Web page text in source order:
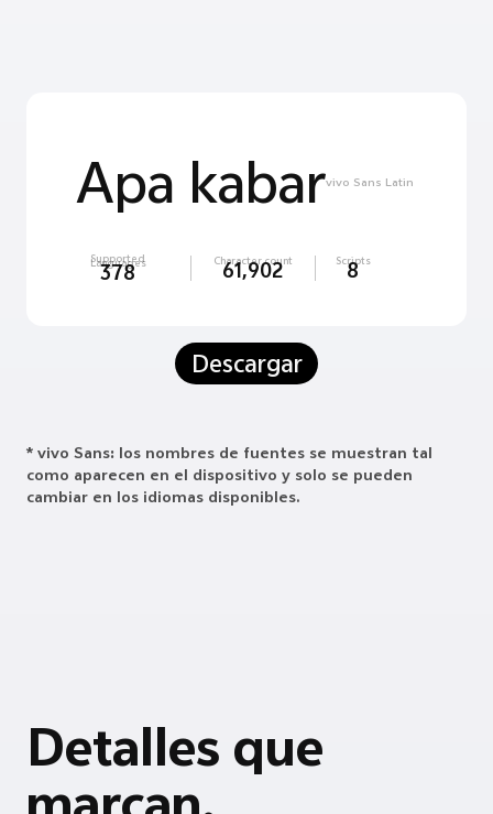
* vivo Sans: los nombres de fuentes se muestran tal
como aparecen en el dispositivo y solo se pueden
cambiar en los idiomas disponibles.
สวัสดี vivo Sans Thai
Supported
Languages
378
Character count
61,902 Scripts
8
Descargar
Detalles que
marcan.